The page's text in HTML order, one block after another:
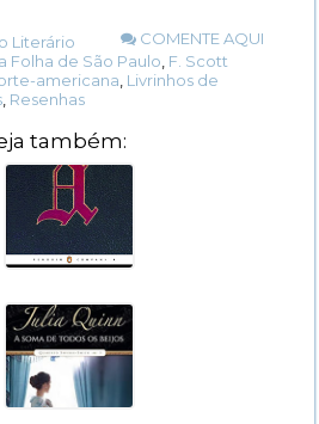
COMENTE AQUI
Literário
Folha de São Paulo F. Scott
americana Livrinhos de
, Resenhas
também: